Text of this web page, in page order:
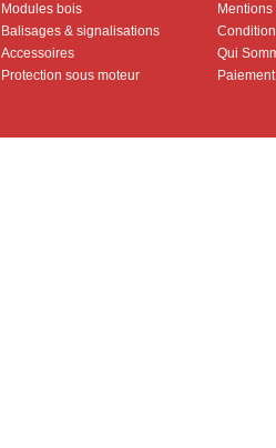
Modules bois
Balisages & signalisations
Accessoires
Protection sous moteur
Qui